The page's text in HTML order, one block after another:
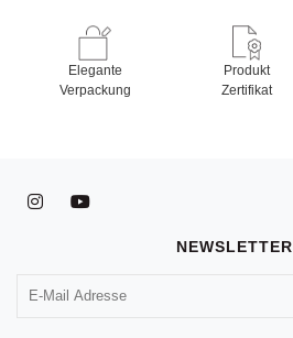
Elegante
Verpackung
Produkt
Zertifikat
NEWSLETTER